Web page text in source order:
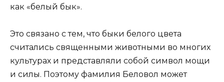
как «белый бык».
Это связано с тем, что быки белого цвета
считались священными животными во многих
культурах и представляли собой символ мощи
и силы. Поэтому фамилия Беловол может